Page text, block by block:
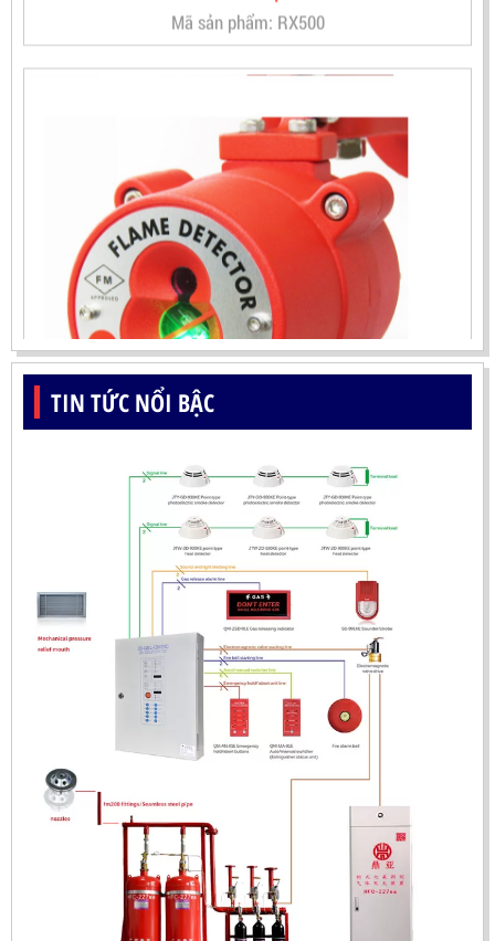
LIÊN HỆ
Mã sản phẩm: UX150
TIN TỨC NỔI BẬC